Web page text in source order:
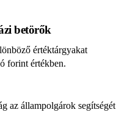
betörők
értéktárgyakat
forint értékben.
az állampolgárok segítségét